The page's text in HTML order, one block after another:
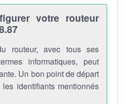
votre routeur
routeur, avec tous ses
informatiques, peut
Un bon point de départ
identifiants mentionnés